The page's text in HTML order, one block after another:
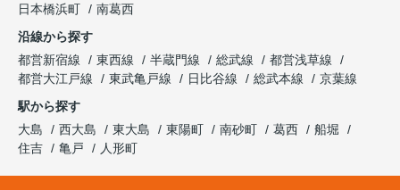
日本橋浜町
南葛西
沿線から探す
都営新宿線
東西線 半蔵門線 総武線
都営浅草線
都営大江戸線
東武亀戸線 日比谷線 総武本線
京葉線
駅から探す
大島
西大島 東大島 東陽町 南砂町 葛西
船堀
住吉
亀戸 人形町